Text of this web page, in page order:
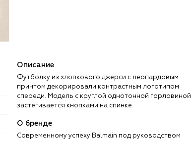
Описание
Футболку из хлопкового джерси с леопардовым
принтом декорировали контрастным логотипом
спереди. Модель с круглой однотонной горловиной
застегивается кнопками на спинке.
О бренде
Современному успеху Balmain под руководством